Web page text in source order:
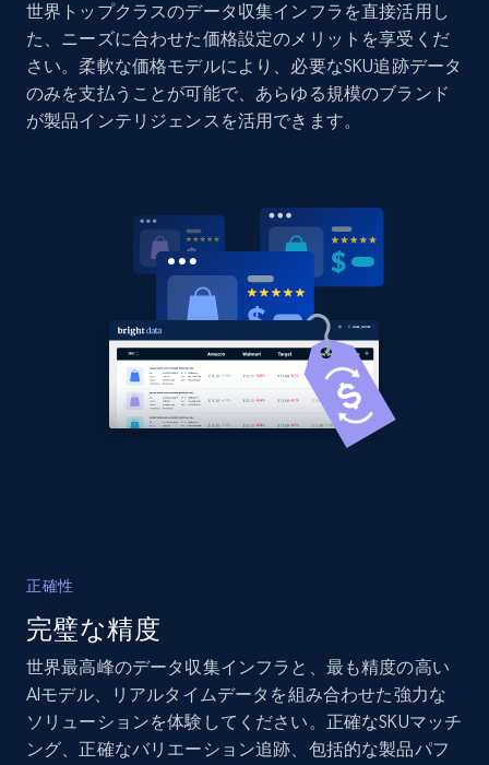
Amazon products global dataset - Collect
Amazon products by seller URL
Title, Seller name, Brand, Description, Initial
price, Currency, Availability, Reviews count, and
more.
Amazon products global dataset - Collect
products from Brands URLs
Title, Seller name, Brand, Description, Initial
price, Currency, Availability, Reviews count, and
Home Depot US
Sku, Product id, Product name, Manufacturer,
and more.
2.1K+ 352+ 今すぐ始める
世界トップクラスのデータ収集インフラを直接活用し
た、ニーズに合わせた価格設定のメリットを享受くだ
さい。柔軟な価格モデルにより、必要なSKU追跡データ
のみを支払うことが可能で、あらゆる規模のブランド
が製品インテリジェンスを活用できます。
正確性
完璧な精度
世界最高峰のデータ収集インフラと、最も精度の高い
AIモデル、リアルタイムデータを組み合わせた強力な
ソリューションを体験してください。正確なSKUマッチ
ング、正確なバリエーション追跡、包括的な製品パフ